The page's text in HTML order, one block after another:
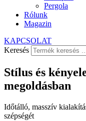
Pergola
Rólunk
Magazin
KAPCSOLAT
Keresés
Stílus és
megoldásban
Időtálló, masszív
szépségét